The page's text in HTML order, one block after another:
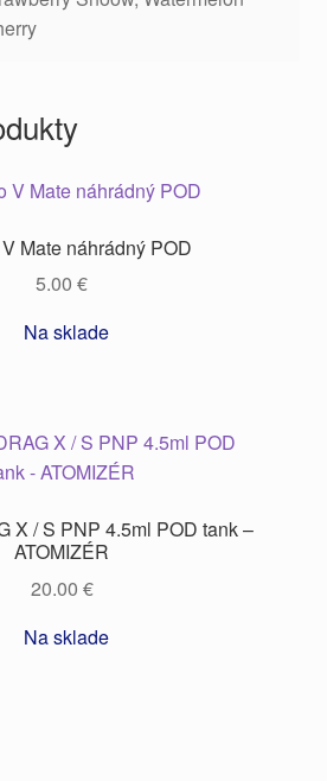
Mate náhrádný POD
5.00 €
Na sklade
X / S PNP 4.5ml POD tank –
ATOMIZÉR
20.00 €
Na sklade